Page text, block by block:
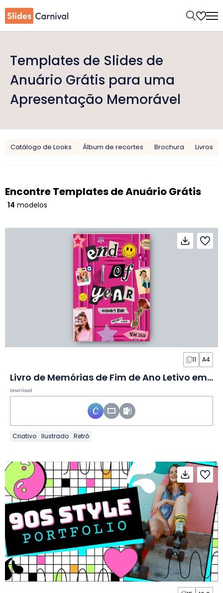
Templates de Slides de
Anuário Grátis para uma
Apresentação Memorável
Catálogo de Looks Álbum de recortes Brochura Livros
Encontre Templates de Anuário Grátis
14 modelos
11 A4
Livro de Memórias de Fim de Ano Letivo em Slides
Download
Criativo Ilustrado Retrô